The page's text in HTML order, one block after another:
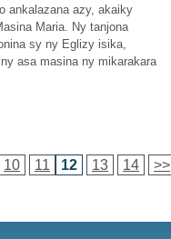
ankalazana azy, akaiky
Maria. Ny tanjona
sy ny Eglizy isika,
asa masina ny mikarakara
10 11 12 13 14 >>